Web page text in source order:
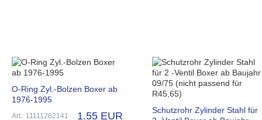
O-Ring Zyl.-Bolzen Boxer ab
1976-1995
Art.: 11111262141 1.55 EUR
Schutzrohr Zylinder Stahl für